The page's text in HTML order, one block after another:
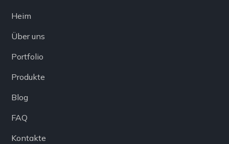
Heim
Über uns
Portfolio
Produkte
Blog
FAQ
Kontakte